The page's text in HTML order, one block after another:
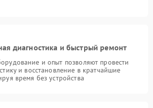
диагностика и быстрый ремонт
и опыт позволяют провести
и восстановление в кратчайшие
время без устройства